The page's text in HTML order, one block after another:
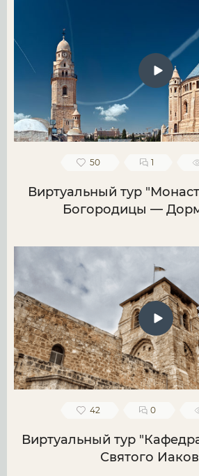
50 1
Виртуальный тур
Богородицы —
42 0
Виртуальный тур
Святого